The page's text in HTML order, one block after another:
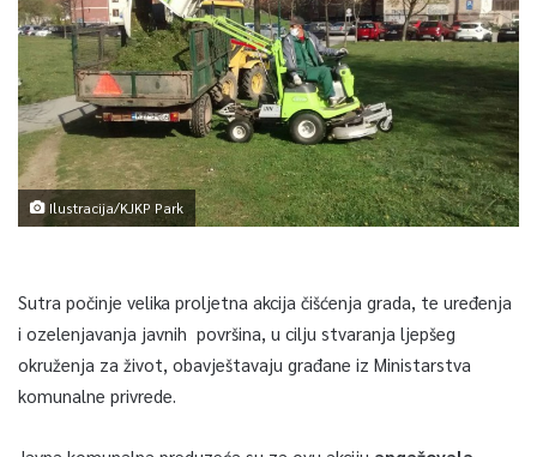
Ilustracija/KJKP Park
Sutra počinje velika proljetna akcija čišćenja grada, te uređenja
i ozelenjavanja javnih površina, u cilju stvaranja ljepšeg
okruženja za život, obavještavaju građane iz Ministarstva
komunalne privrede.